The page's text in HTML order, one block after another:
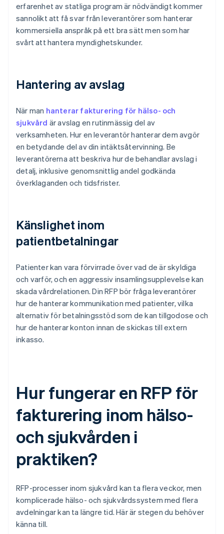
erfarenhet av statliga program är nödvändigt kommer
sannolikt att få svar från leverantörer som hanterar
kommersiella anspråk på ett bra sätt men som har
svårt att hantera myndighetskunder.
Hantering av avslag
När man hanterar fakturering för hälso- och
sjukvård är avslag en rutinmässig del av
verksamheten. Hur en leverantör hanterar dem avgör
en betydande del av din intäktsåtervinning. Be
leverantörerna att beskriva hur de behandlar avslag i
detalj, inklusive genomsnittlig andel godkända
överklaganden och tidsfrister.
Känslighet inom
patientbetalningar
Patienter kan vara förvirrade över vad de är skyldiga
och varför, och en aggressiv insamlingsupplevelse kan
skada vårdrelationen. Din RFP bör fråga leverantörer
hur de hanterar kommunikation med patienter, vilka
alternativ för betalningsstöd som de kan tillgodose och
hur de hanterar konton innan de skickas till extern
inkasso.
Hur fungerar en RFP för
fakturering inom hälso-
och sjukvården i
praktiken?
RFP-processer inom sjukvård kan ta flera veckor, men
komplicerade hälso- och sjukvårdssystem med flera
avdelningar kan ta längre tid. Här är stegen du behöver
känna till.